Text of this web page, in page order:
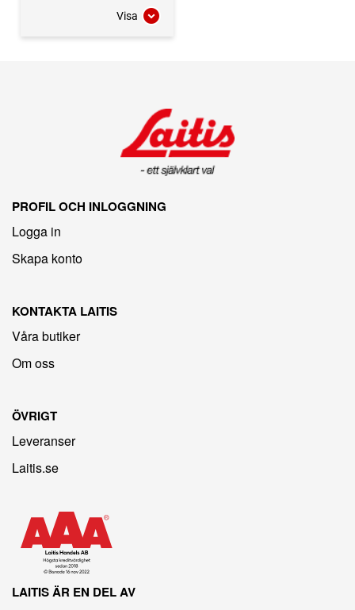
Visa
PROFIL OCH INLOGGNING
Logga in
Skapa konto
KONTAKTA LAITIS
Våra butiker
Om oss
ÖVRIGT
Leveranser
Laitis.se
LAITIS ÄR EN DEL AV